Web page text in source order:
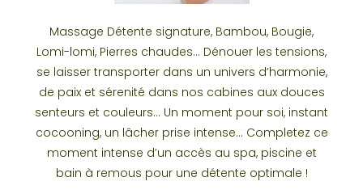
Massage Détente signature, Bambou, Bougie,
Lomi-lomi, Pierres chaudes… Dénouer les tensions,
se laisser transporter dans un univers d’harmonie,
de paix et sérenité dans nos cabines aux douces
senteurs et couleurs… Un moment pour soi, instant
cocooning, un lâcher prise intense… Completez ce
moment intense d’un accès au spa, piscine et
bain à remous pour une détente optimale !